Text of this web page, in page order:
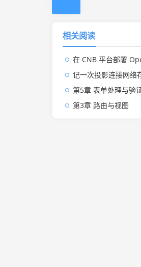
相关阅读
在 CNB 平台部署
记一次投影连接网络
第5章 表单处理与验
第3章 路由与视图